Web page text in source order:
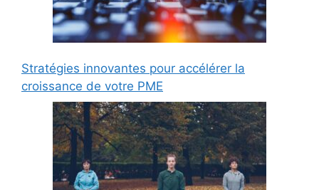
Stratégies innovantes pour accélérer la
croissance de votre PME